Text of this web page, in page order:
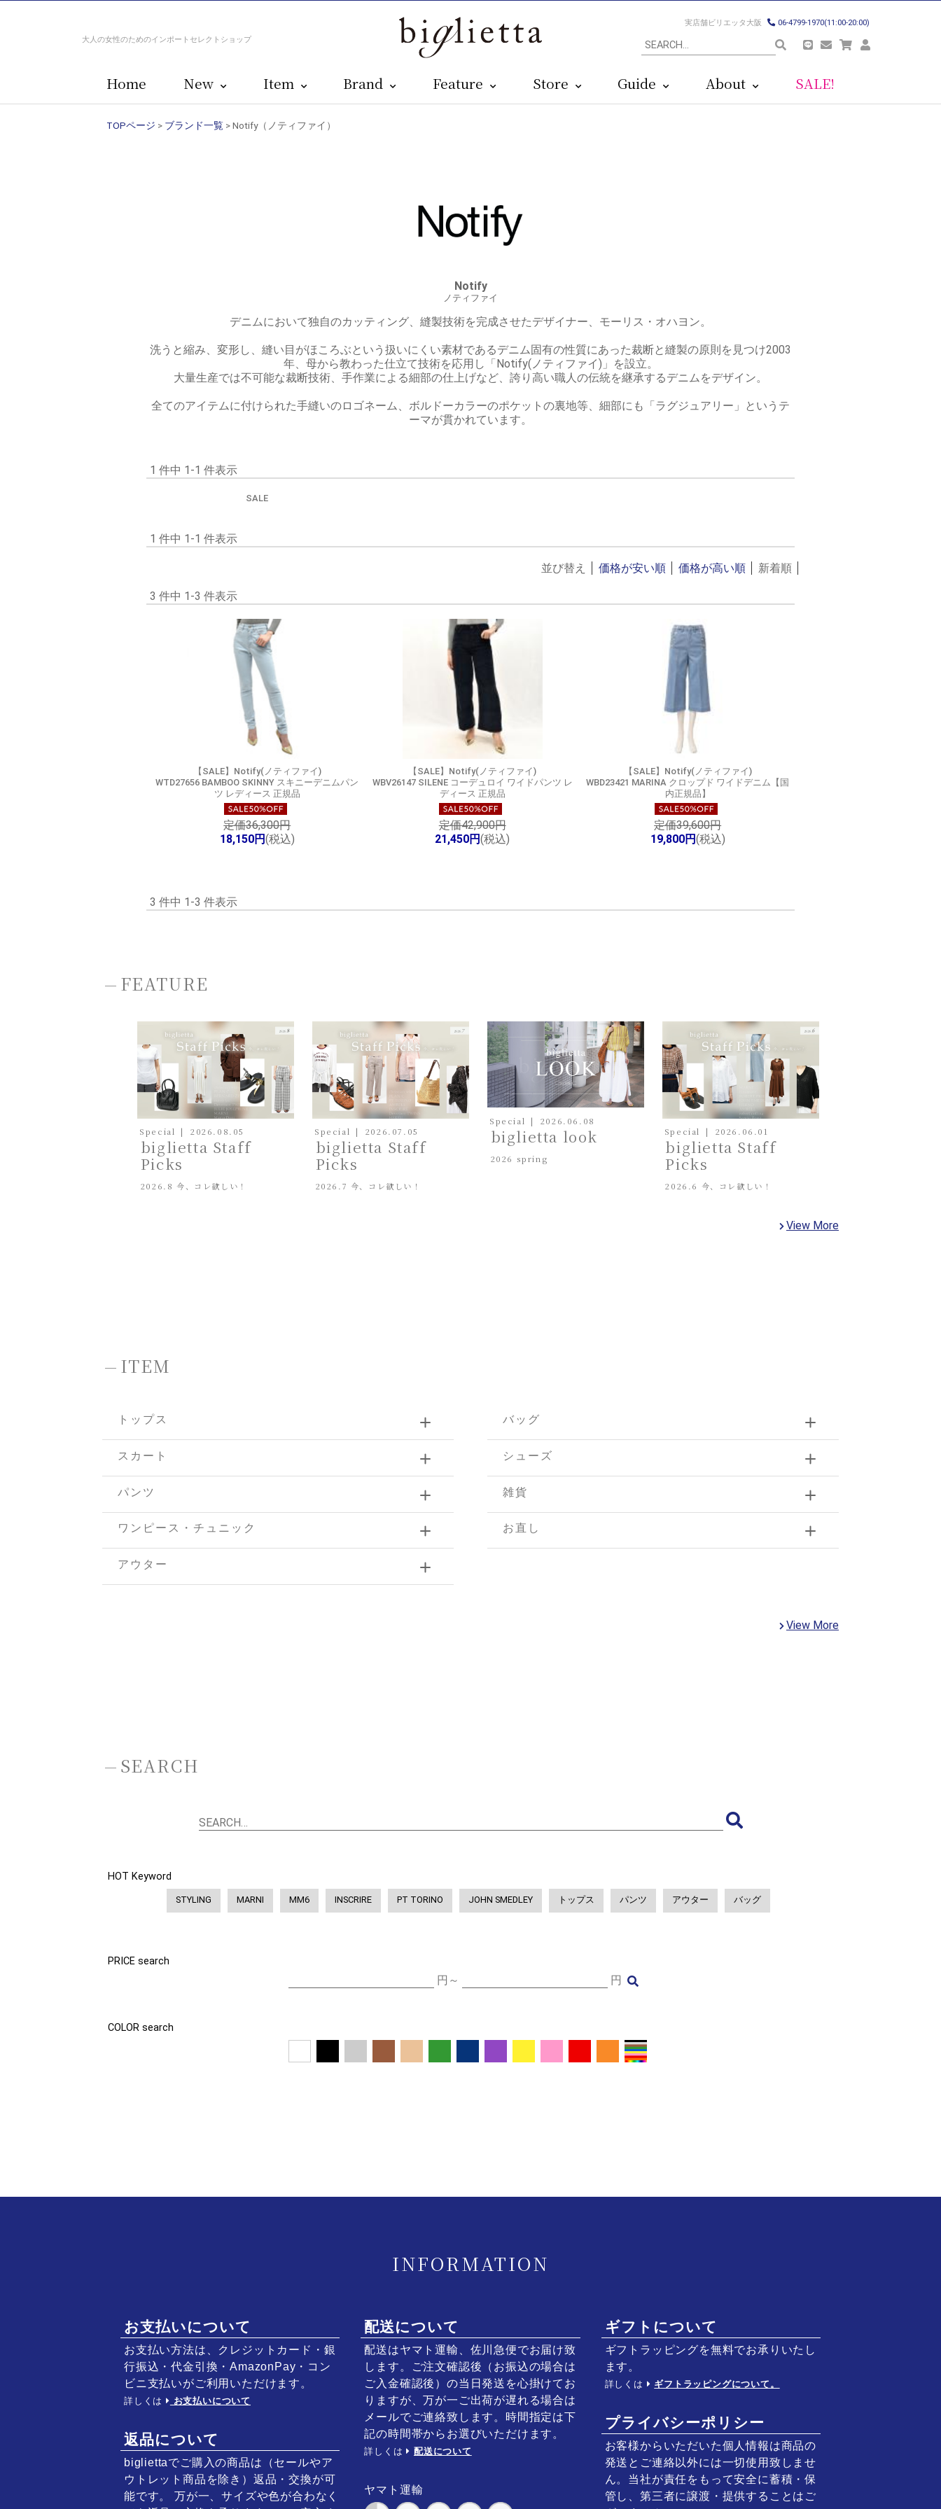
大人の女性のためのインポートセレクトショップ
実店舗ビリエッタ大阪 06-4799-1970(11:00-20:00)
Home New Item Brand Feature Store Guide About SALE!
TOPページ > ブランド一覧 > Notify（ノティファイ）
Notify
ノティファイ
デニムにおいて独自のカッティング、縫製技術を完成させたデザイナー、モーリス・オハヨン。
洗うと縮み、変形し、縫い目がほころぶという扱いにくい素材であるデニム固有の性質にあった裁断と縫製の原則を見つけ2003
年、母から教わった仕立て技術を応用し「Notify(ノティファイ)」を設立。
大量生産では不可能な裁断技術、手作業による細部の仕上げなど、誇り高い職人の伝統を継承するデニムをデザイン。
全てのアイテムに付けられた手縫いのロゴネーム、ボルドーカラーのポケットの裏地等、細部にも「ラグジュアリー」というテ
ーマが貫かれています。
1 件中 1-1 件表示
SALE
1 件中 1-1 件表示
並び替え 価格が安い順 価格が高い順 新着順
3 件中 1-3 件表示
【SALE】 Notify(ノティファイ)
WTD27656 BAMBOO SKINNY スキニーデニムパン
ツ レディース 正規品
定価36,300円
18,150円(税込)
【SALE】 Notify(ノティファイ)
WBV26147 SILENE コーデュロイ ワイドパンツ レ
ディース 正規品
定価42,900円
21,450円(税込)
【SALE】 Notify(ノティファイ)
WBD23421 MARINA クロップド ワイドデニム【国
内正規品】
定価39,600円
19,800円(税込)
3 件中 1-3 件表示
-FEATURE
Special 2026.08.05
biglietta Staff
Picks
2026.8 今、コレ欲しい！
Special 2026.07.05
biglietta Staff
Picks
2026.7 今、コレ欲しい！
Special 2026.06.08
biglietta look
2026 spring
Special 2026.06.01
biglietta Staff
Picks
2026.6 今、コレ欲しい！
View More
-ITEM
トップス
スカート
パンツ
ワンピース・チュニック
アウター
バッグ
シューズ
雑貨
お直し
View More